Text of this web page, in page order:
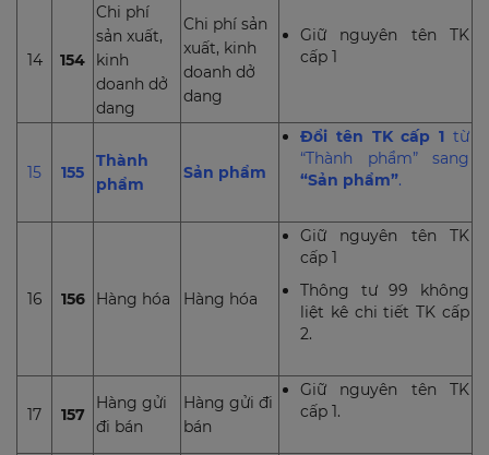
14 154
Chi phí
sản xuất,
kinh
doanh dở
dang
Chi phí sản
xuất, kinh
doanh dở
dang
Giữ nguyên tên TK
cấp 1
15 155
Thành
phẩm
Sản phẩm
Đổi tên TK cấp 1 từ
“Thành phẩm” sang
“Sản phẩm”.
16 156 Hàng hóa Hàng hóa
Giữ nguyên tên TK
cấp 1
Thông tư 99 không
liệt kê chi tiết TK cấp
2.
17 157
Hàng gửi
đi bán
Hàng gửi đi
bán
Giữ nguyên tên TK
cấp 1.